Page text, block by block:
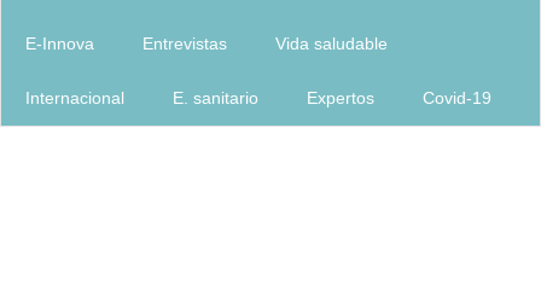
E-Innova Entrevistas Vida saludable
Internacional E. sanitario Expertos Covid-19